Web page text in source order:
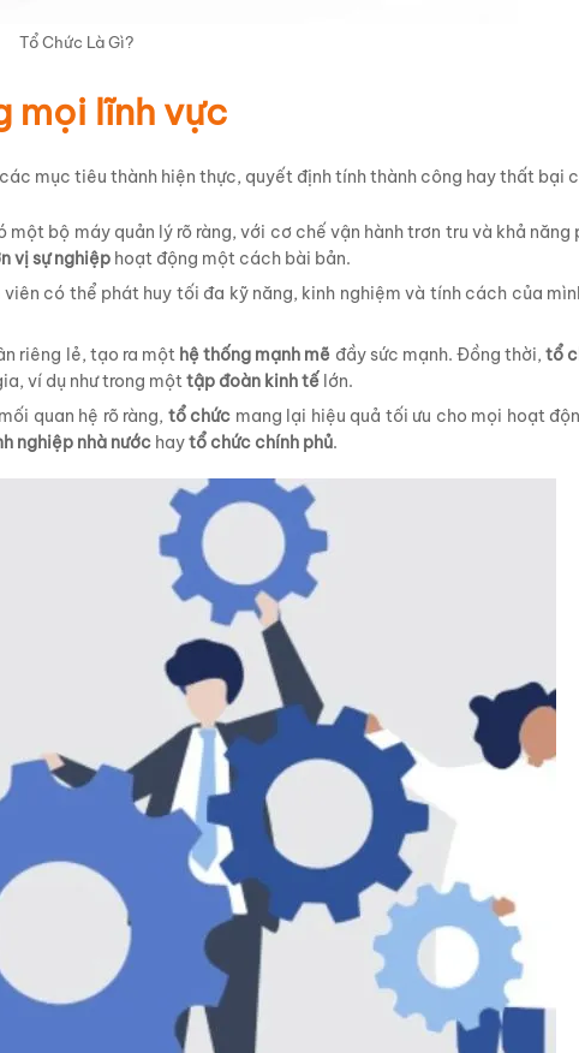
Tổ Chức Là Gì?
mọi lĩnh vực
mục tiêu thành hiện thực, quyết định tính thành công hay thất bại
bộ máy quản lý rõ ràng, với cơ chế vận hành trơn tru và khả năng
vị sự nghiệp hoạt động một cách bài bản.
có thể phát huy tối đa kỹ năng, kinh nghiệm và tính cách của
riêng lẻ, tạo ra một hệ thống mạnh mẽ đầy sức mạnh. Đồng thời,tổ
ví dụ như trong mộttập đoàn kinh tế lớn.
quan hệ rõ ràng, tổ chức mang lại hiệu quả tối ưu cho mọi hoạt
nghiệp nhà nước haytổ chức chính phủ.